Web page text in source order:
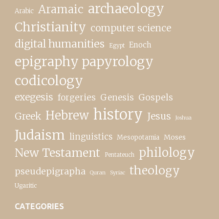
Arabic Aramaic archaeology
Christianity computer science
digital humanities Egypt Enoch
epigraphy papyrology
codicology
exegesis forgeries Genesis Gospels
Greek Hebrew history Jesus Joshua
Judaism linguistics Mesopotamia Moses
New Testament Pentateuch philology
pseudepigrapha Quran Syriac theology
Ugaritic
CATEGORIES